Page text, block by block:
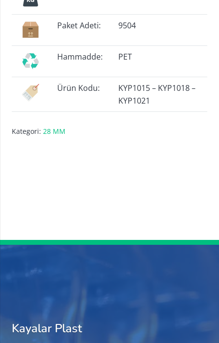
Paket Adeti: 9504
Hammadde: PET
Ürün Kodu:
KYP1015 – KYP1018 –
KYP1021
Kategori: 28 MM
Kayalar Plast